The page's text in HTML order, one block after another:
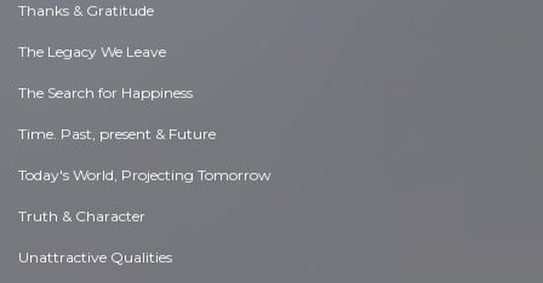
Thanks & Gratitude
The Legacy We Leave
The Search for Happiness
Time. Past, present & Future
Today's World, Projecting Tomorrow
Truth & Character
Unattractive Qualities